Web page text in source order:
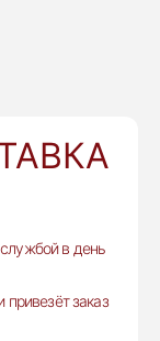
в день
заказ